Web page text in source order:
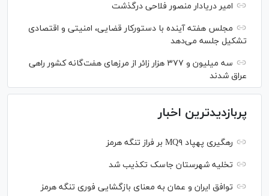
امیر دریادار منصور فلاحی درگذشت
مجلس هفته آینده با دستورکار قضایی، امنیتی و اقتصادی
تشکیل جلسه می‌دهد
سه میلیون و ۳۷۷ هزار زائر از مرز‌های هفت‌گانه کشور راهی
عراق شدند
پربازدیدترین اخبار
رهگیری پهپاد MQ۹ بر فراز تنگه هرمز
تخلیه شهرستان جاسک تکذیب شد
توافق ایران و عمان به معنای بازگشایی فوری تنگه هرمز